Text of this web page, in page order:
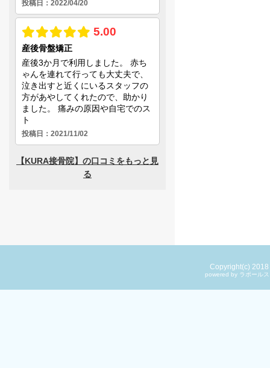
Copyright(c) 2018
powered by ラポール